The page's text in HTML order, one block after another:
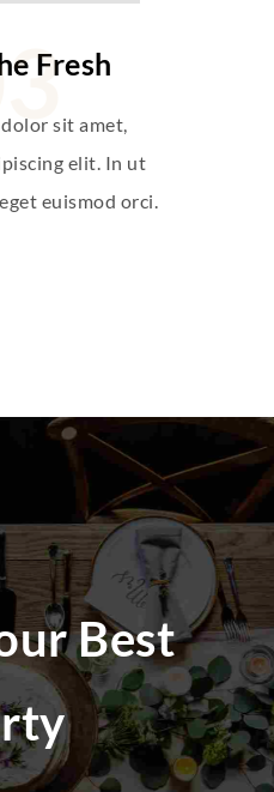
Fresh
sit amet,
elit. In ut
euismod orci.
Best